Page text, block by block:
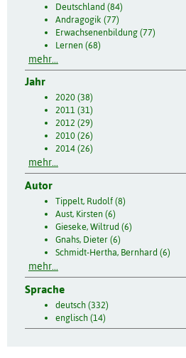
Deutschland (84)
Andragogik (77)
Erwachsenenbildung (77)
Lernen (68)
mehr...
Jahr
2020 (38)
2011 (31)
2012 (29)
2010 (26)
2014 (26)
mehr...
Autor
Tippelt, Rudolf (8)
Aust, Kirsten (6)
Gieseke, Wiltrud (6)
Gnahs, Dieter (6)
Schmidt-Hertha, Bernhard (6)
mehr...
Sprache
deutsch (332)
englisch (14)